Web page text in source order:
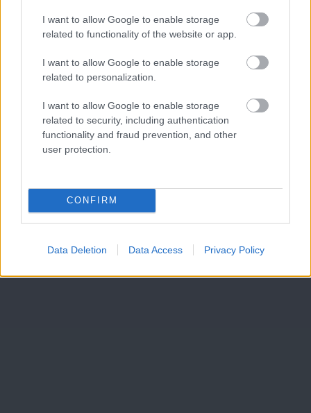
I want to allow Google to enable storage
related to functionality of the website or app.
I want to allow Google to enable storage
related to personalization.
I want to allow Google to enable storage
related to security, including authentication
functionality and fraud prevention, and other
user protection.
CONFIRM
Data Deletion Data Access Privacy Policy